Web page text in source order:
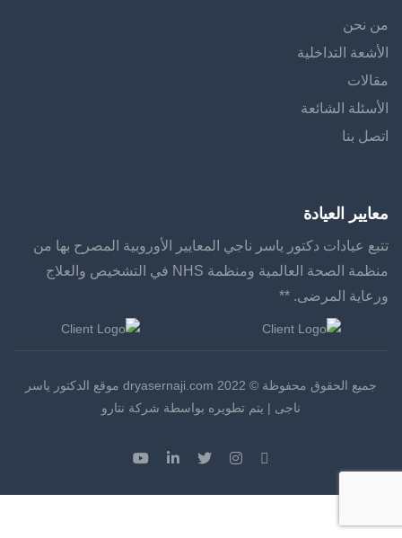
من نحن
الأشعة التداخلية
مقالات
الأسئلة الشائعة
اتصل بنا
معايير العيادة
تتبع عيادات دكتور ياسر ناجي المعايير الأوروبية المصرح بها من
منظمة الصحة العالمية ومنظمة NHS في التشخيص والعلاج
ورعاية المرضى. **
جميع الحقوق محفوظة © 2022 dryasernaji.com موقع الدكتور ياسر
ناجى | يتم تطويره بواسطة شركة نتارو